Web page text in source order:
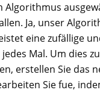
Algorithmus
Ja, unser
eine zufällige
Mal. Um dies zu
erstellen Sie das
Sie fue,